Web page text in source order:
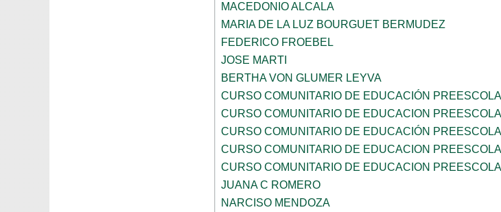
MACEDONIO ALCALA
MARIA DE LA LUZ BOURGUET BERMUDEZ
FEDERICO FROEBEL
JOSE MARTI
BERTHA VON GLUMER LEYVA
CURSO COMUNITARIO DE EDUCACIÓN
CURSO COMUNITARIO DE EDUCACION
CURSO COMUNITARIO DE EDUCACIÓN
CURSO COMUNITARIO DE EDUCACION
CURSO COMUNITARIO DE EDUCACION
JUANA C ROMERO
NARCISO MENDOZA